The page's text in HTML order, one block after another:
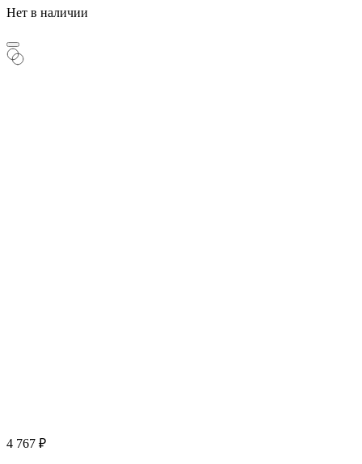
Нет в наличии
4 767 ₽